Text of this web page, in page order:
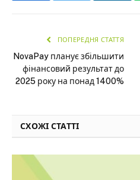
ПОПЕРЕДНЯ СТАТТЯ
NovaPay планує збільшити
фінансовий результат до
2025 року на понад 1400%
СХОЖІ СТАТТІ